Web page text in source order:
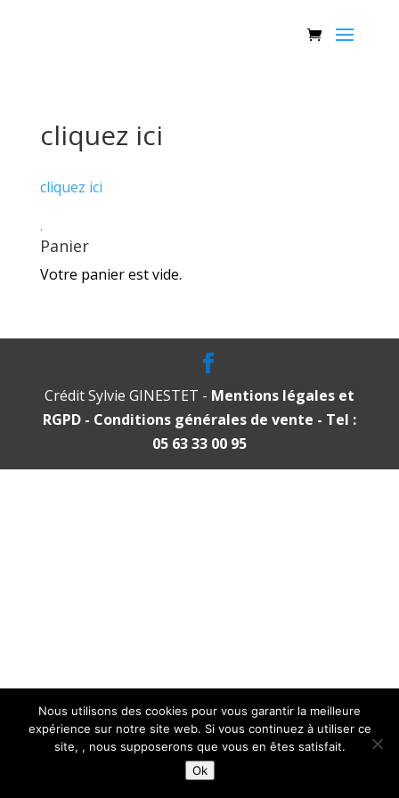
cliquez ici
cliquez ici
.
Panier
Votre panier est vide.
Crédit Sylvie GINESTET - Mentions légales et
RGPD- Conditions générales de vente - Tel :
05 63 33 00 95
Nous utilisons des cookies pour vous garantir la meilleure
expérience sur notre site web. Si vous continuez à utiliser ce
site, , nous supposerons que vous en êtes satisfait.
Ok